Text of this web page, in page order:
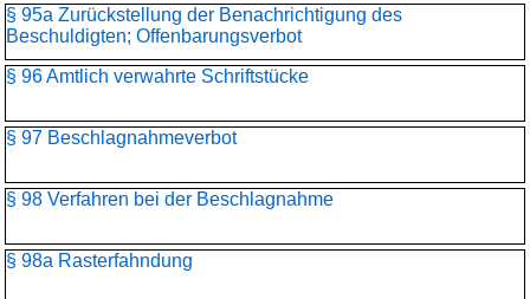
§ 95a Zurückstellung der Benachrichtigung des
Beschuldigten; Offenbarungsverbot
§ 96 Amtlich verwahrte Schriftstücke
§ 97 Beschlagnahmeverbot
§ 98 Verfahren bei der Beschlagnahme
§ 98a Rasterfahndung